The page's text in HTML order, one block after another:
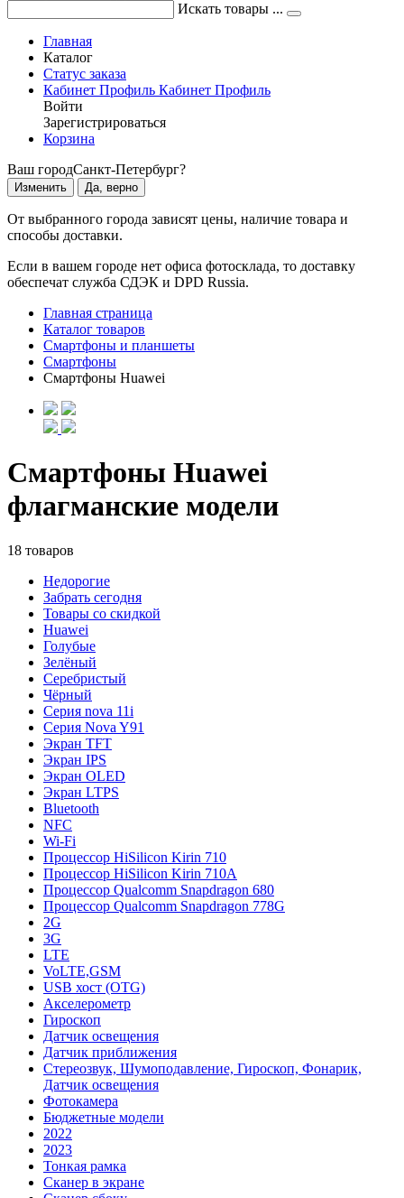
Искать товары ...
Главная
Каталог
Статус заказа
Кабинет Профиль Кабинет Профиль
Войти
Зарегистрироваться
Корзина
Ваш городСанкт-Петербург?
Изменить Да, верно
От выбранного города зависят цены, наличие товара и
способы доставки.
Если в вашем городе нет офиса фотосклада, то доставку
обеспечат служба СДЭК и DPD Russia.
Главная страница
Каталог товаров
Смартфоны и планшеты
Смартфоны
Смартфоны Huawei
Смартфоны Huawei
флагманские модели
18 товаров
Недорогие
Забрать сегодня
Товары со скидкой
Huawei
Голубые
Зелёный
Серебристый
Чёрный
Cерия nova 11i
Cерия Nova Y91
Экран TFT
Экран IPS
Экран OLED
Экран LTPS
Bluetooth
NFC
Wi-Fi
Процессор HiSilicon Kirin 710
Процессор HiSilicon Kirin 710A
Процессор Qualcomm Snapdragon 680
Процессор Qualcomm Snapdragon 778G
2G
3G
LTE
VoLTE,GSM
USB хост (OTG)
Акселерометр
Гироскоп
Датчик освещения
Датчик приближения
Стереозвук, Шумоподавление, Гироскоп, Фонарик,
Датчик освещения
Фотокамера
Бюджетные модели
2022
2023
Тонкая рамка
Сканер в экране